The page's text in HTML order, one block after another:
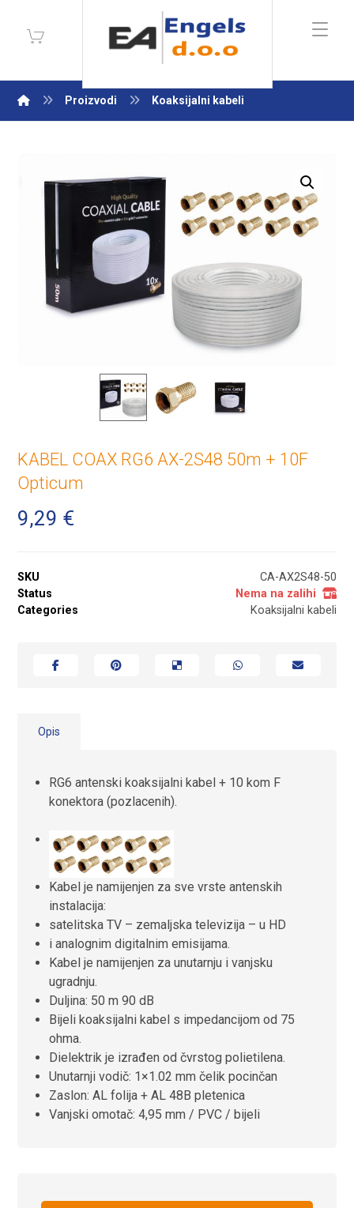
Proizvodi Koaksijalni kabeli
KABEL COAX RG6 AX-2S48 50m + 10F
Opticum
9,29 €
SKU
CA-AX2S48-50
Status
Nema na zalihi
Categories
Koaksijalni kabeli
Opis
RG6 antenski koaksijalni kabel + 10 kom F
konektora (pozlacenih).
Kabel je namijenjen za sve vrste antenskih
instalacija:
satelitska TV – zemaljska televizija – u HD
i analognim digitalnim emisijama.
Kabel je namijenjen za unutarnju i vanjsku
ugradnju.
Duljina: 50 m 90 dB
Bijeli koaksijalni kabel s impedancijom od 75
ohma.
Dielektrik je izrađen od čvrstog polietilena.
Unutarnji vodič: 1×1.02 mm čelik pocinčan
Zaslon: AL folija + AL 48B pletenica
Vanjski omotač: 4,95 mm / PVC / bijeli